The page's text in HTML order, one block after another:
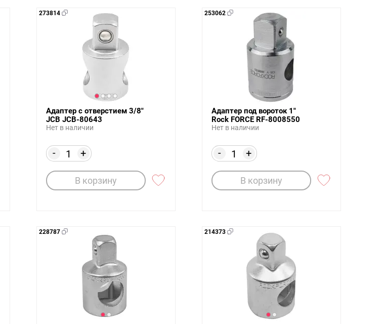
273814
Адаптер с отверстием 3/8"
JCB JCB-80643
Нет в наличии
+
-
В корзину
253062
Адаптер под вороток 1"
Rock FORCE RF-8008550
Нет в наличии
+
-
В корзину
228787 214373